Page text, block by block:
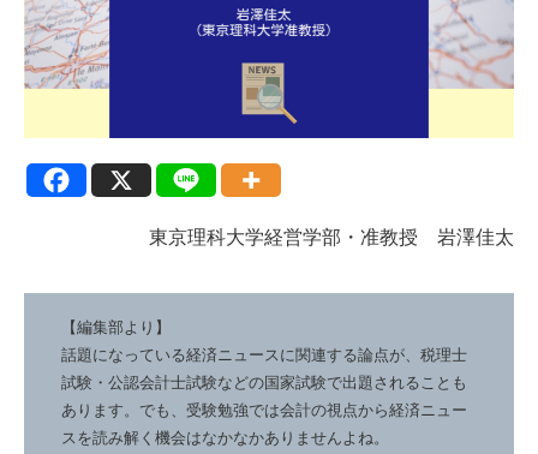
東京理科大学経営学部・准教授 岩澤佳太
【編集部より】
話題になっている経済ニュースに関連する論点が、税理士
試験・公認会計士試験などの国家試験で出題されることも
あります。でも、受験勉強では会計の視点から経済ニュー
スを読み解く機会はなかなかありませんよね。